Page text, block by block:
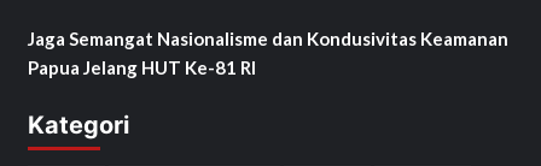
Jaga Semangat Nasionalisme dan Kondusivitas Keamanan
Papua Jelang HUT Ke-81 RI
Kategori